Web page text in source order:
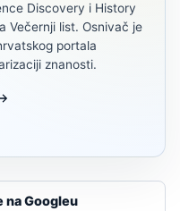
Discovery i History
Večernji list. Osnivač je
portala
znanosti.
na Googleu